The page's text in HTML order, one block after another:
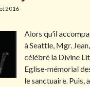
2016
Alors qu’il
à Seattle, Mgr.
célébré la Divine
Eglise-mémorial
le sanctuaire. Puis,